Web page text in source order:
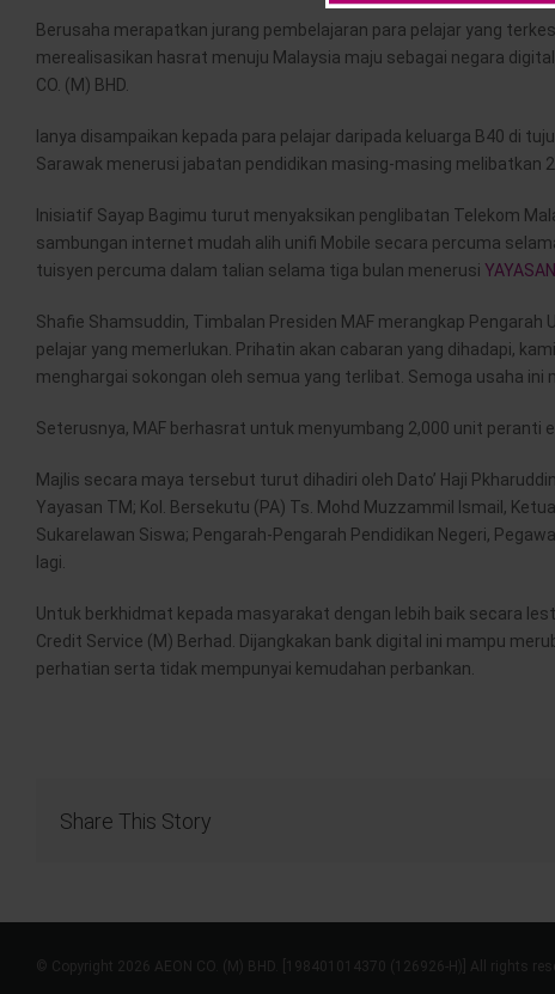
Berusaha merapatkan jurang pembelajaran para pelajar yang
merealisasikan hasrat menuju Malaysia maju sebagai negara
CO. (M) BHD.
Ianya disampaikan kepada para pelajar daripada keluarga B40 di
Sarawak menerusi jabatan pendidikan masing-masing melibatkan
Inisiatif Sayap Bagimu turut menyaksikan penglibatan Telekom
sambungan internet mudah alih unifi Mobile secara percuma
tuisyen percuma dalam talian selama tiga bulan menerusi
Shafie Shamsuddin, Timbalan Presiden MAF merangkap
pelajar yang memerlukan. Prihatin akan cabaran yang dihadapi,
menghargai sokongan oleh semua yang terlibat. Semoga usaha
Seterusnya, MAF berhasrat untuk menyumbang 2,000 unit peranti
Majlis secara maya tersebut turut dihadiri oleh Dato’ Haji
Yayasan TM; Kol. Bersekutu (PA) Ts. Mohd Muzzammil Ismail,
Sukarelawan Siswa; Pengarah-Pengarah Pendidikan Negeri,
lagi.
Untuk berkhidmat kepada masyarakat dengan lebih baik secara
Credit Service (M) Berhad. Dijangkakan bank digital ini mampu
perhatian serta tidak mempunyai kemudahan perbankan.
Share This Story
© Copyright 2026 AEON CO. (M) BHD. [198401014370 (126926-H)] All rights